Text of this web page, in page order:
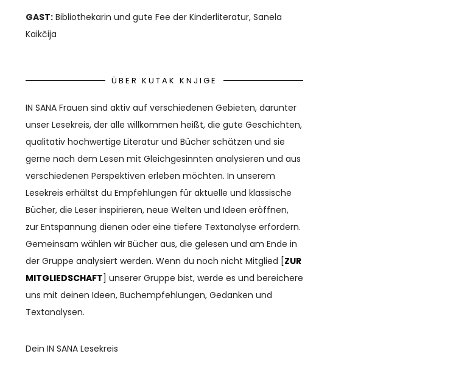
GAST: Bibliothekarin und gute Fee der Kinderliteratur, Sanela
Kaikčija
ÜBER KUTAK KNJIGE
IN SANA Frauen sind aktiv auf verschiedenen Gebieten, darunter
unser Lesekreis, der alle willkommen heißt, die gute Geschichten,
qualitativ hochwertige Literatur und Bücher schätzen und sie
gerne nach dem Lesen mit Gleichgesinnten analysieren und aus
verschiedenen Perspektiven erleben möchten. In unserem
Lesekreis erhältst du Empfehlungen für aktuelle und klassische
Bücher, die Leser inspirieren, neue Welten und Ideen eröffnen,
zur Entspannung dienen oder eine tiefere Textanalyse erfordern.
Gemeinsam wählen wir Bücher aus, die gelesen und am Ende in
der Gruppe analysiert werden. Wenn du noch nicht Mitglied [ZUR
MITGLIEDSCHAFT] unserer Gruppe bist, werde es und bereichere
uns mit deinen Ideen, Buchempfehlungen, Gedanken und
Textanalysen.
Dein IN SANA Lesekreis